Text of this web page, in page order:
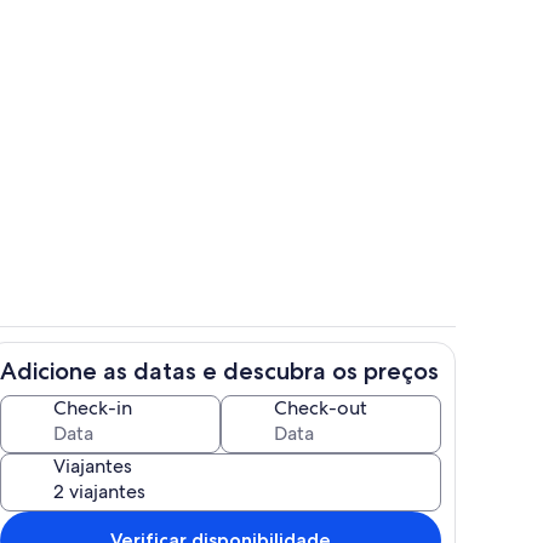
Parte interna
Adicione as datas e descubra os preços
Check-in Check-out
Viajantes